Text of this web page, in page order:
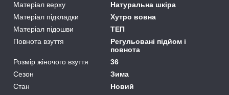
Матеріал верху
Натуральна шкіра
Матеріал підкладки
Хутро вовна
Матеріал підошви
ТЕП
Повнота взуття
Регульовані підйом і
повнота
Розмір жіночого взуття
36
Сезон
Зима
Стан
Новий